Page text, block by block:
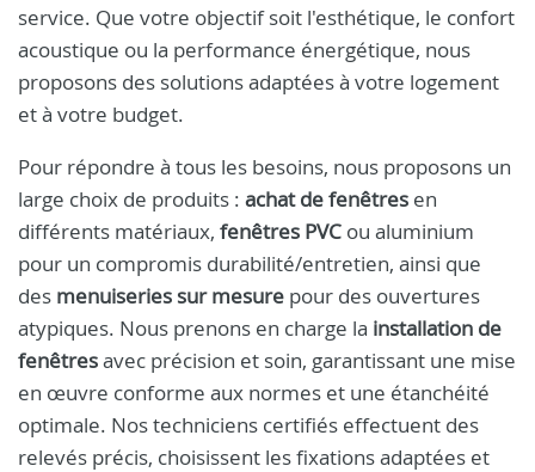
service. Que votre objectif soit l'esthétique, le confort
acoustique ou la performance énergétique, nous
proposons des solutions adaptées à votre logement
et à votre budget.
Pour répondre à tous les besoins, nous proposons un
large choix de produits : achat de fenêtres en
différents matériaux, fenêtres PVC ou aluminium
pour un compromis durabilité/entretien, ainsi que
des menuiseries sur mesure pour des ouvertures
atypiques. Nous prenons en charge la installation de
fenêtresavec précision et soin, garantissant une mise
en œuvre conforme aux normes et une étanchéité
optimale. Nos techniciens certifiés effectuent des
relevés précis, choisissent les fixations adaptées et